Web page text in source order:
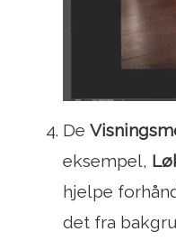
De
eksempel,
hjelpe
det fra